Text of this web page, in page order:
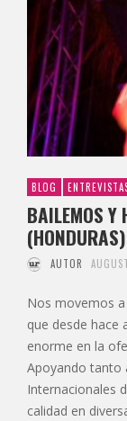
BLOG
BAILEMOS Y
(HONDURAS)
AUTOR
Nos movemos
que desde hace
enorme en la
Apoyando tanto
Internacionales
calidad en